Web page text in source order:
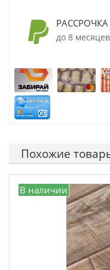
РАССРОЧКА
до 8 месяцев
Похожие
В наличии